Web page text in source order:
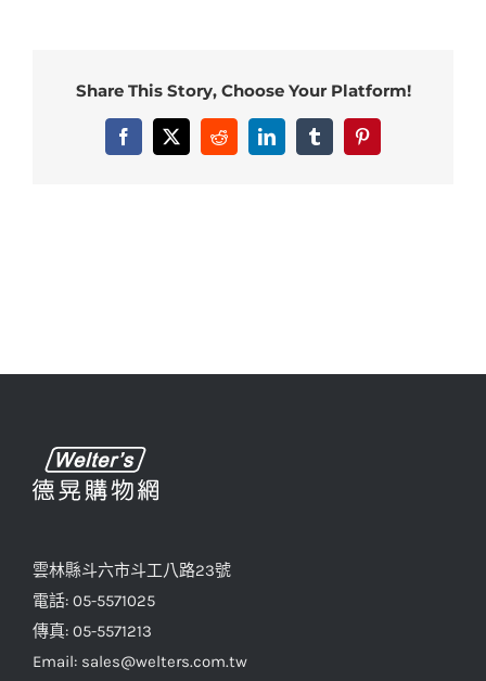
Share This Story, Choose Your Platform!
Facebook
X RedditLinkedInTumblrPinterest
雲林縣斗六市斗工八路23號
電話: 05-5571025
傳真: 05-5571213
Email: sales@welters.com.tw